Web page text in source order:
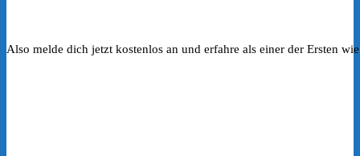
Also melde dich jetzt kostenlos an und erfahre als einer der Ersten